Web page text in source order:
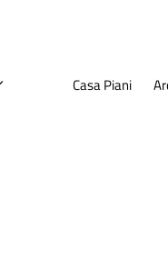
Casa Piani